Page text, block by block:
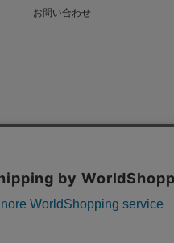
お問い合わせ
採用情報